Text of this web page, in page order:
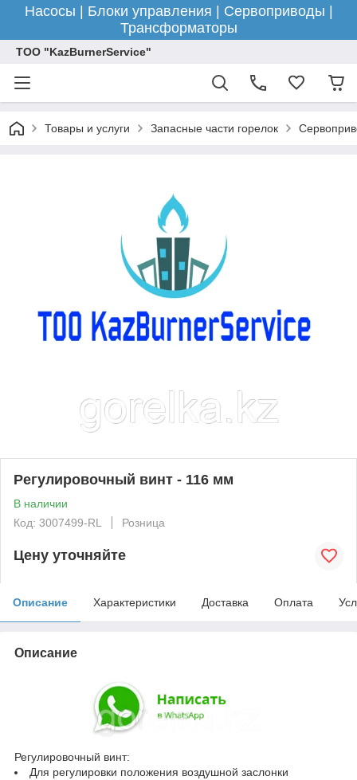
Насосы | Блоки управления | Сервоприводы |
Трансформаторы
ТОО "KazBurnerService"
Товары и услуги Запасные части горелок
Регулировочный винт - 116 мм
В наличии
Код: 3007499-RL
Розница
Цену уточняйте
Описание Характеристики Доставка Оплата
Описание
Регулировочный винт:
Для регулировки положения воздушной заслонки